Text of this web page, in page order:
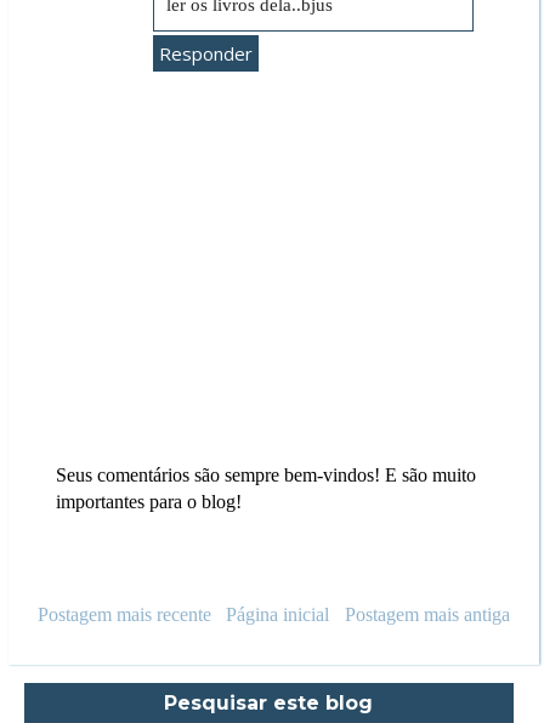
ler os livros dela..bjus
Responder
Seus comentários são sempre bem-vindos! E são muito
importantes para o blog!
Postagem mais recente Postagem mais antiga
Página inicial
Pesquisar este blog